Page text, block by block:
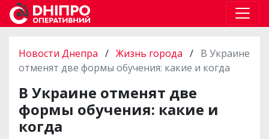
Новости Днепра / Жизнь города / В Украине
отменят две формы обучения: какие и когда
В Украине отменят две
формы обучения: какие и
когда